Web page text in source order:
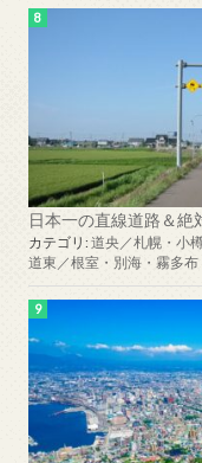
日本一の直線道路＆絶
カテゴリ: 道央／札幌・小
道東／根室・別海・霧多布